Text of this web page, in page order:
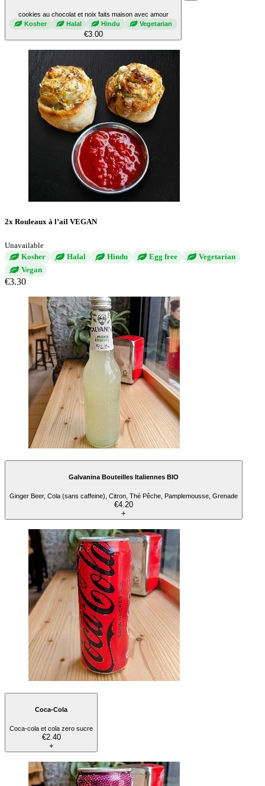
cookies au chocolat et noix faits maison avec amour
Kosher
Halal Hindu Vegetarian
€3.00
2x Rouleaux à l’ail VEGAN
Unavailable
Kosher
Halal Hindu Egg free
Vegetarian
Vegan
€3.30
Galvanina Bouteilles Italiennes BIO
Ginger Beer, Cola (sans caffeine), Citron, Thé Pêche, Pamplemousse, Grenade
€4.20
+
Coca-Cola
Coca-cola et cola zero sucre
€2.40
+